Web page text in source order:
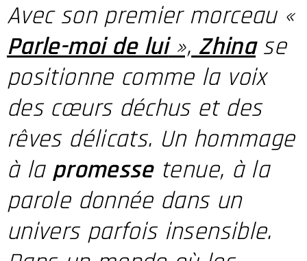
Avec son premier morceau «
Parle-moi de lui»,Zhinase
positionne comme la voix
des cœurs déchus et des
rêves délicats. Un hommage
à la promessetenue, à la
parole donnée dans un
univers parfois insensible.